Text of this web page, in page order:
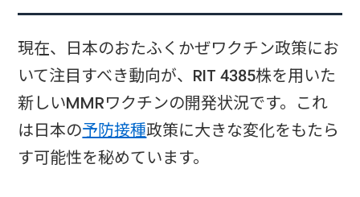
現在、日本のおたふくかぜワクチン政策にお
いて注目すべき動向が、RIT 4385株を用いた
新しいMMRワクチンの開発状況です。これ
は日本の予防接種政策に大きな変化をもたら
す可能性を秘めています。